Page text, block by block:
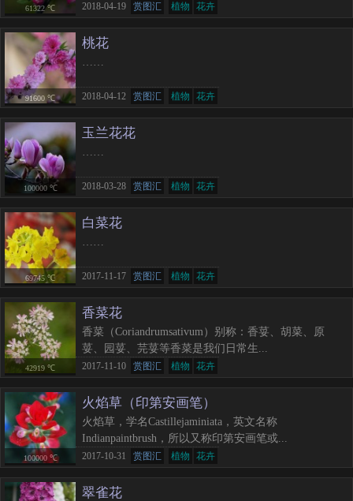
61322 ℃ 2018-04-19 赏图汇 植物 花卉
桃花
……
91600 ℃ 2018-04-12 赏图汇 植物 花卉
玉兰花花
……
100000 ℃ 2018-03-28 赏图汇 植物 花卉
白菜花
……
69745 ℃ 2017-11-17 赏图汇 植物 花卉
香菜花
香菜（Coriandrumsativum）别称：香荽、胡菜、原
荽、园荽、芫荽等香菜是我们日常生...
42919 ℃ 2017-11-10 赏图汇 植物 花卉
火焰草（印第安画笔）
火焰草，学名Castillejaminiata，英文名称
Indianpaintbrush，所以又称印第安画笔或...
100000 ℃ 2017-10-31 赏图汇 植物 花卉
翠雀花